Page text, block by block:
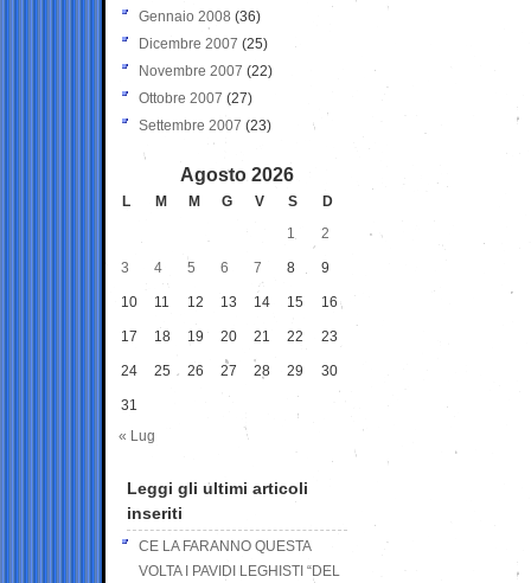
Gennaio 2008 (36)
Dicembre 2007 (25)
Novembre 2007 (22)
Ottobre 2007 (27)
Settembre 2007 (23)
Agosto 2026
L M M G V S
D
1
2
3 4 5 6 7 8 9
10 11 12 13 14 15 16
17 18 19 20 21 22 23
24 25 26 27 28 29 30
31
« Lug
Leggi gli ultimi articoli
inseriti
CE LA FARANNO QUESTA
VOLTA I PAVIDI LEGHISTI “DEL